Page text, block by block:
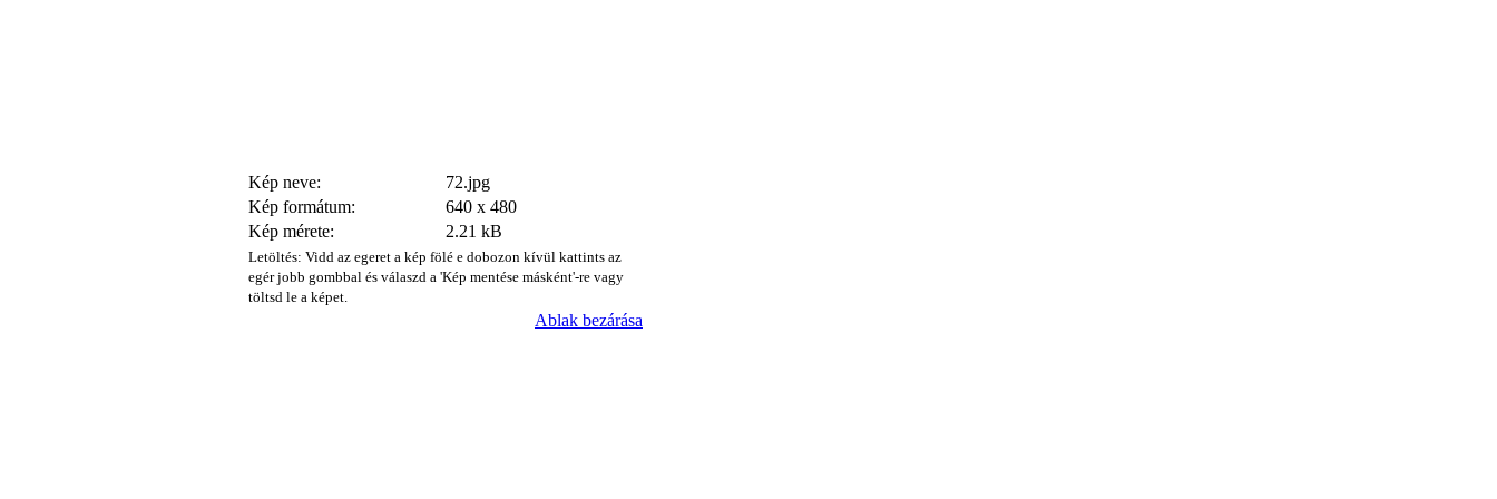
Kép neve:
72.jpg
Kép formátum:
640 x 480
Kép mérete:
2.21 kB
Letöltés: Vidd az egeret a kép fölé e dobozon kívül kattints az
egér jobb gombbal és válaszd a 'Kép mentése másként'-re vagy
töltsd le a képet.
Ablak bezárása